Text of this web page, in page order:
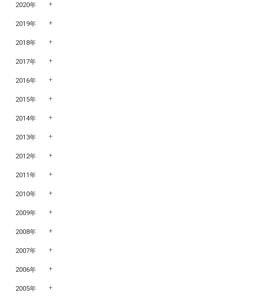
2020年
2019年
2018年
2017年
2016年
2015年
2014年
2013年
2012年
2011年
2010年
2009年
2008年
2007年
2006年
2005年